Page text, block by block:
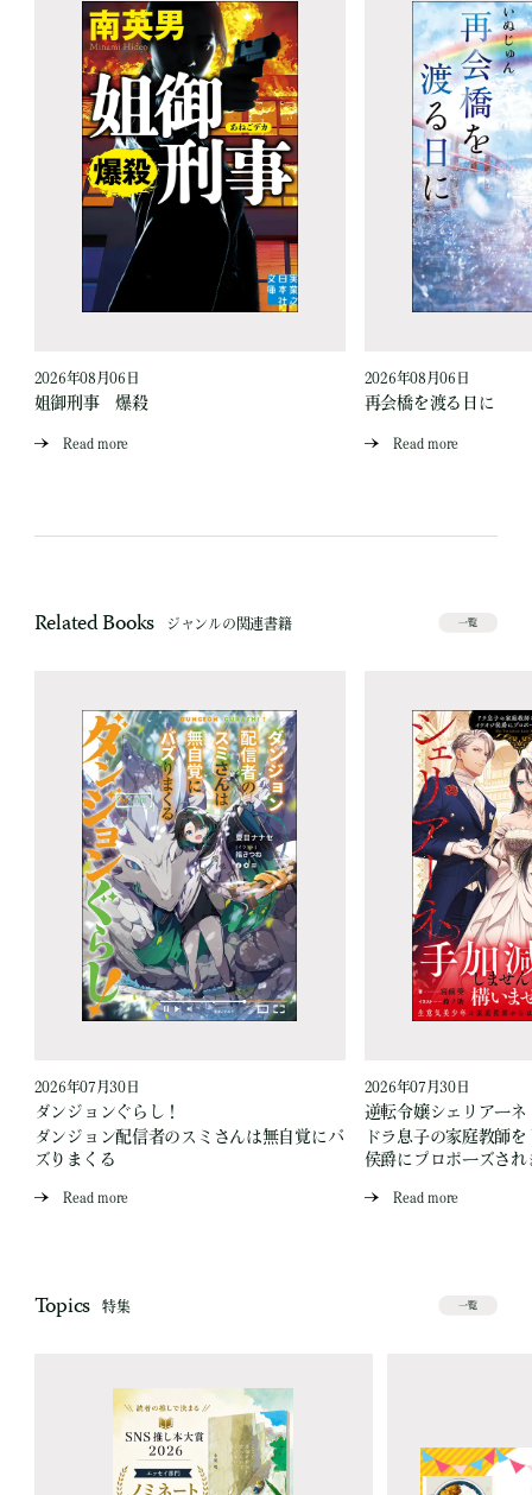
2026年08月06日
姐御刑事 爆殺
Read more
2026年08月06日
再会橋を渡る日に
Read more
Related Books ジャンルの関連書籍 一覧
2026年07月30日
ダンジョンぐらし！
ダンジョン配信者のスミさんは無自覚にバ
ズりまくる
Read more
2026年07月30日
逆転令嬢シェリアーネ
ドラ息子の家庭教師
侯爵にプロポーズされ
Read more
Topics 特集 一覧